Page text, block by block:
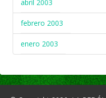
abril 2003
febrero 2003
enero 2003